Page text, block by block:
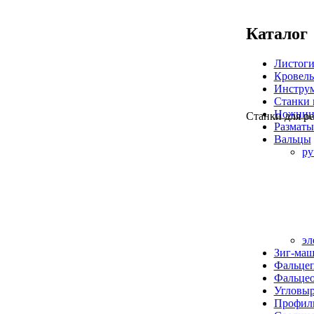
Станки для
Каталог
Станки
Вальцы
Зиг-